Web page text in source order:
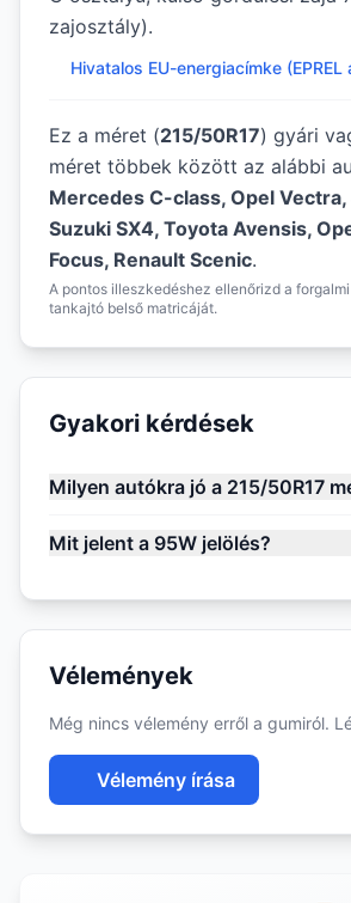
zajosztály).
Hivatalos EU-energiacímke
Ez a méret (215/50R17) gyári
méret többek között az alábbi
Mercedes C-class, Opel
Suzuki SX4, Toyota Avensis,
Focus, Renault Scenic.
A pontos illeszkedéshez ellenőrizd a
tankajtó belső matricáját.
Gyakori kérdések
Milyen autókra jó a 215/50R17
Mit jelent a 95W jelölés?
Vélemények
Még nincs vélemény erről a gumiról.
Vélemény írása